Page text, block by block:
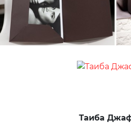
Таиба